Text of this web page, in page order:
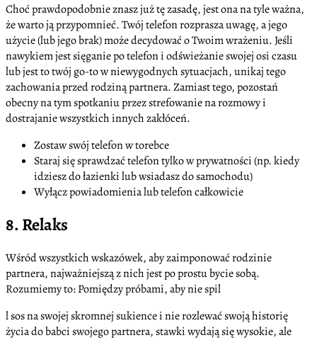
Choć prawdopodobnie znasz już tę zasadę, jest ona na tyle ważna,
że warto ją przypomnieć. Twój telefon rozprasza uwagę, a jego
użycie (lub jego brak) może decydować o Twoim wrażeniu. Jeśli
nawykiem jest sięganie po telefon i odświeżanie swojej osi czasu
lub jest to twój go-to w niewygodnych sytuacjach, unikaj tego
zachowania przed rodziną partnera. Zamiast tego, pozostań
obecny na tym spotkaniu przez strefowanie na rozmowy i
dostrajanie wszystkich innych zakłóceń.
Zostaw swój telefon w torebce
Staraj się sprawdzać telefon tylko w prywatności (np. kiedy
idziesz do łazienki lub wsiadasz do samochodu)
Wyłącz powiadomienia lub telefon całkowicie
8. Relaks
Wśród wszystkich wskazówek, aby zaimponować rodzinie
partnera, najważniejszą z nich jest po prostu bycie sobą.
Rozumiemy to: Pomiędzy próbami, aby nie spil
l sos na swojej skromnej sukience i nie rozlewać swoją historię
życia do babci swojego partnera, stawki wydają się wysokie, ale